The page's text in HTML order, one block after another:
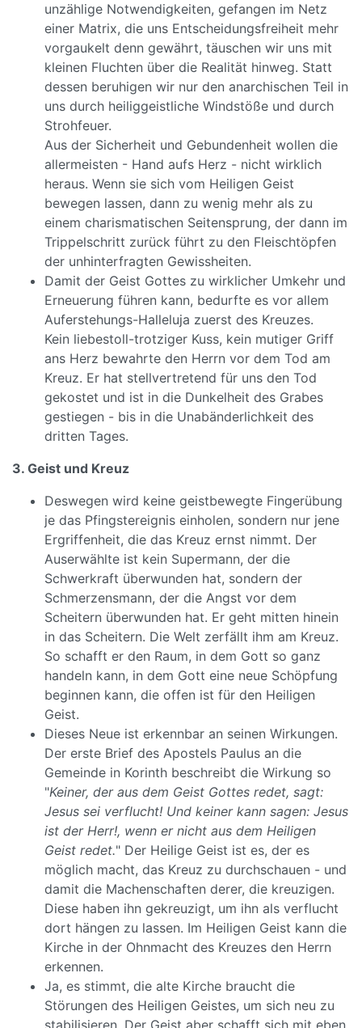
unzählige Notwendigkeiten, gefangen im Netz
einer Matrix, die uns Entscheidungsfreiheit mehr
vorgaukelt denn gewährt, täuschen wir uns mit
kleinen Fluchten über die Realität hinweg. Statt
dessen beruhigen wir nur den anarchischen Teil in
uns durch heiliggeistliche Windstöße und durch
Strohfeuer.
Aus der Sicherheit und Gebundenheit wollen die
allermeisten - Hand aufs Herz - nicht wirklich
heraus. Wenn sie sich vom Heiligen Geist
bewegen lassen, dann zu wenig mehr als zu
einem charismatischen Seitensprung, der dann im
Trippelschritt zurück führt zu den Fleischtöpfen
der unhinterfragten Gewissheiten.
Damit der Geist Gottes zu wirklicher Umkehr und
Erneuerung führen kann, bedurfte es vor allem
Auferstehungs-Halleluja zuerst des Kreuzes.
Kein liebestoll-trotziger Kuss, kein mutiger Griff
ans Herz bewahrte den Herrn vor dem Tod am
Kreuz. Er hat stellvertretend für uns den Tod
gekostet und ist in die Dunkelheit des Grabes
gestiegen - bis in die Unabänderlichkeit des
dritten Tages.
3. Geist und Kreuz
Deswegen wird keine geistbewegte Fingerübung
je das Pfingstereignis einholen, sondern nur jene
Ergriffenheit, die das Kreuz ernst nimmt. Der
Auserwählte ist kein Supermann, der die
Schwerkraft überwunden hat, sondern der
Schmerzensmann, der die Angst vor dem
Scheitern überwunden hat. Er geht mitten hinein
in das Scheitern. Die Welt zerfällt ihm am Kreuz.
So schafft er den Raum, in dem Gott so ganz
handeln kann, in dem Gott eine neue Schöpfung
beginnen kann, die offen ist für den Heiligen
Geist.
Dieses Neue ist erkennbar an seinen Wirkungen.
Der erste Brief des Apostels Paulus an die
Gemeinde in Korinth beschreibt die Wirkung so
"Keiner, der aus dem Geist Gottes redet, sagt:
Jesus sei verflucht! Und keiner kann sagen: Jesus
ist der Herr!, wenn er nicht aus dem Heiligen
Geist redet." Der Heilige Geist ist es, der es
möglich macht, das Kreuz zu durchschauen - und
damit die Machenschaften derer, die kreuzigen.
Diese haben ihn gekreuzigt, um ihn als verflucht
dort hängen zu lassen. Im Heiligen Geist kann die
Kirche in der Ohnmacht des Kreuzes den Herrn
erkennen.
Ja, es stimmt, die alte Kirche braucht die
Störungen des Heiligen Geistes, um sich neu zu
stabilisieren. Der Geist aber schafft sich mit eben